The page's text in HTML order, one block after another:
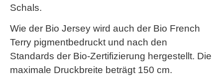
Schals.
Wie der Bio Jersey wird auch der Bio French
Terry pigmentbedruckt und nach den
Standards der Bio-Zertifizierung hergestellt. Die
maximale Druckbreite beträgt 150 cm.